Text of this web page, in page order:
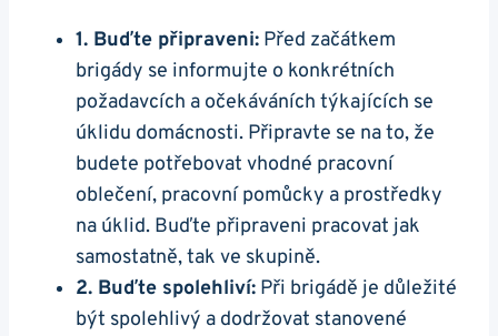
1. Buďte připraveni: Před začátkem
brigády se informujte o konkrétních
požadavcích a očekáváních týkajících se
úklidu domácnosti. Připravte se na to, že
budete potřebovat vhodné pracovní
oblečení, pracovní pomůcky a prostředky
na úklid. Buďte připraveni pracovat jak
samostatně, tak ve skupině.
2. Buďte spolehliví: Při brigádě je důležité
být spolehlivý a dodržovat stanovené